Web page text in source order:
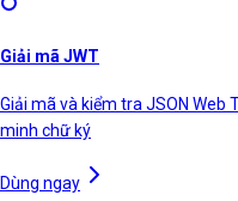
Giải mã JWT
Giải mã và kiểm tra JSON Web
minh chữ ký
Dùng ngay